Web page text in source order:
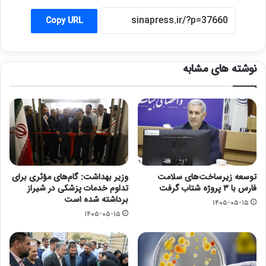
Copy URL
نوشته های مشابه
توسعه زیرساخت‌های سلامت
فارس با ۳ پروژه شتاب گرفت
۱۴۰۵-۰۵-۱۵
وزیر بهداشت: گام‌های مؤثری برای
تداوم خدمات پزشکی در شیراز
برداشته شده است
۱۴۰۵-۰۵-۱۵